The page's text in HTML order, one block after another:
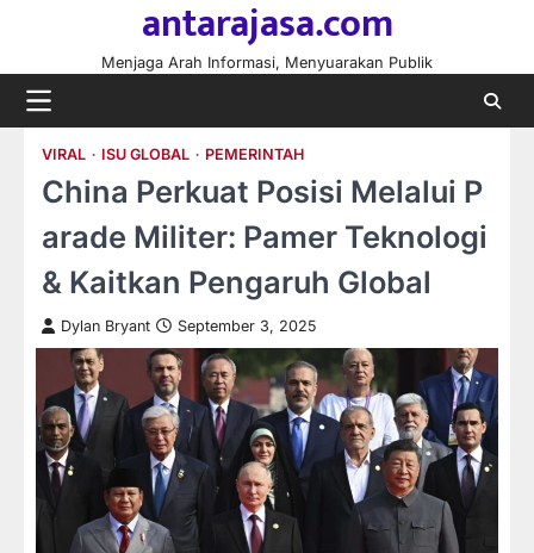
content
antarajasa.com
Menjaga Arah Informasi, Menyuarakan Publik
VIRAL ISU GLOBAL PEMERINTAH
China Perkuat Posisi Melalui P
arade Militer: Pamer Teknologi
& Kaitkan Pengaruh Global
Dylan Bryant September 3, 2025